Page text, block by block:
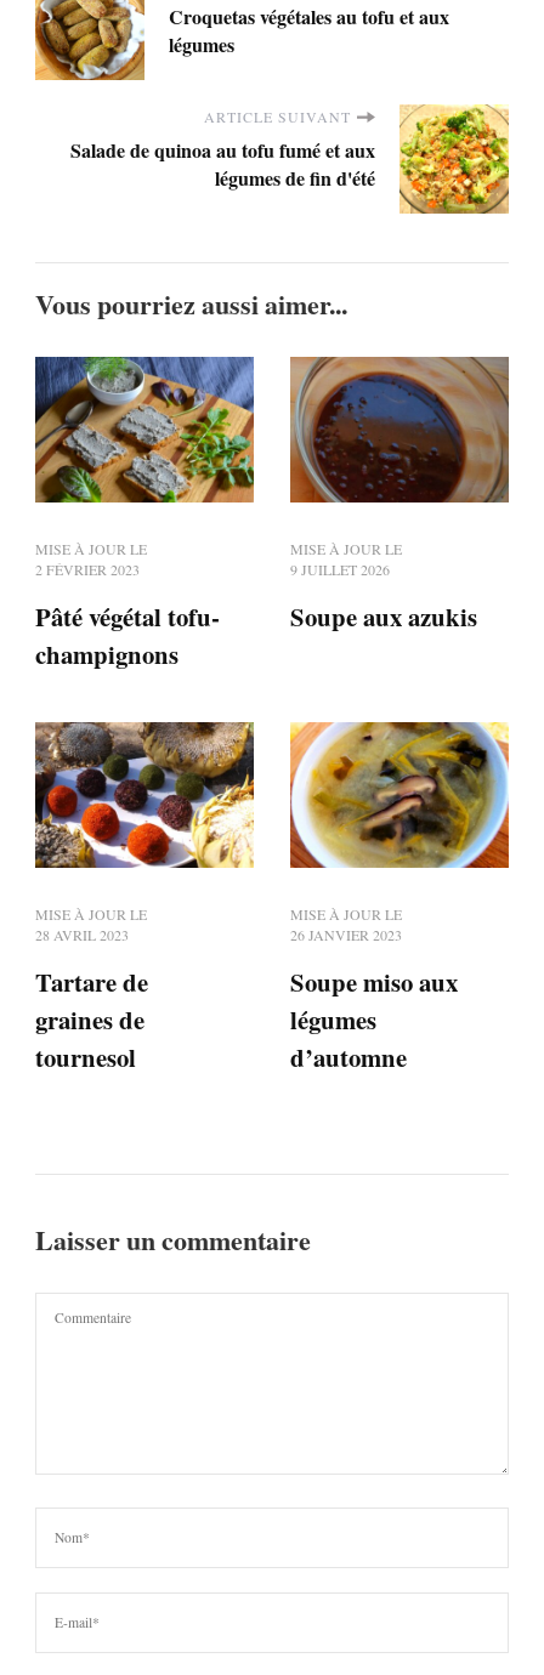
Croquetas végétales au tofu et aux
légumes
ARTICLE SUIVANT
Salade de quinoa au tofu fumé et aux
légumes de fin d'été
Vous pourriez aussi aimer...
MISE À JOUR LE
2 FÉVRIER 2023
Pâté végétal tofu-
champignons
MISE À JOUR LE
9 JUILLET 2026
Soupe aux azukis
MISE À JOUR LE
28 AVRIL 2023
Tartare de
graines de
tournesol
MISE À JOUR LE
26 JANVIER 2023
Soupe miso aux
légumes
d’automne
Laisser un commentaire